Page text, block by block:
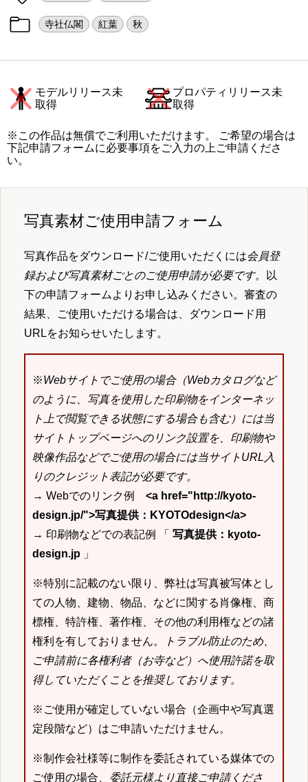
寺社仏閣 紅葉 秋
モデルリリース未
取得
プロパティリリース未
取得
※この作品は無償でご利用いただけます。 ご希望の場合は
下記申請フォームに必要事項をご入力の上ご申請くださ
い。
写真素材ご使用申請フォーム
写真作品をダウンロード/ご使用いただくには会員登
録および写真素材ごとのご使用申請が必要です。以
下の申請フォームよりお申し込みください。審査の
結果、ご使用いただける場合は、ダウンロード用
URLをお知らせいたします。
※Webサイトでご使用の場合（Webカタログなど
のように、写真を使用した印刷物をインターネッ
ト上で閲覧できる状態にする場合も含む）には当
サイトトップページへのリンク設置を、印刷物や
映像作品などでご使用の場合には当サイトURL入
りのクレジット表記が必要です。
→ Webでのリンク例 <a href="http://kyoto-
design.jp/">写真提供：KYOTOdesign</a>
→ 印刷物などでの表記例 「 写真提供：kyoto-
design.jp 」
※特別に記載のない限り、弊社は写真被写体とし
ての人物、建物、物品、などに関する肖像権、商
標権、特許権、著作権、その他の利用権などの諸
権利を有しておりません。
トラブル防止のため、
ご申請前に各権利者（お寺など）へ使用許諾を取
得していただくことを推奨しております。
※ご使用が確定していない場合（企画中や写真選
定段階など）はご申請いただけません。
※制作会社様等に制作を委託されている媒体での
ご使用の場合、 委託元様より直接ご申請くださ